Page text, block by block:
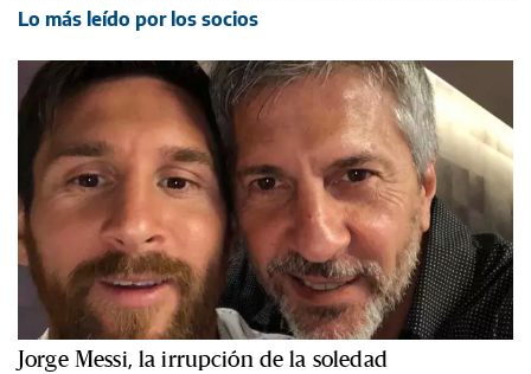
Lo más leído por los socios
Jorge Messi, la irrupción de la soledad